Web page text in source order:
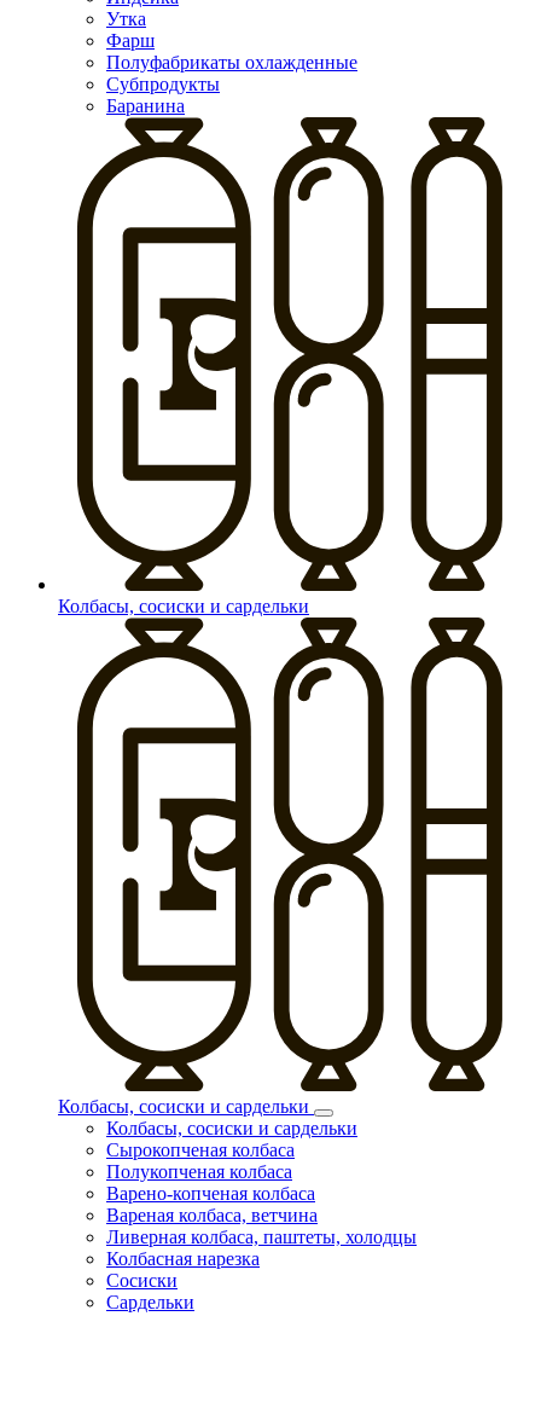
Утка
Фарш
Полуфабрикаты охлажденные
Субпродукты
Баранина
Колбасы, сосиски и сардельки
Колбасы, сосиски и сардельки
Колбасы, сосиски и сардельки
Сырокопченая колбаса
Полукопченая колбаса
Варено-копченая колбаса
Вареная колбаса, ветчина
Ливерная колбаса, паштеты, холодцы
Колбасная нарезка
Сосиски
Сардельки